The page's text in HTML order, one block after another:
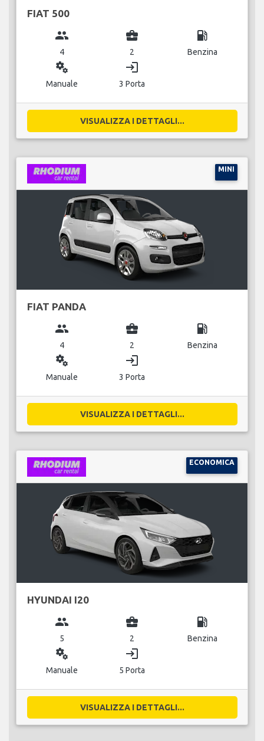
FIAT 500
group
4
business_center
2
local_gas_station
Benzina
miscellaneous_services
Manuale
login
3 Porta
VISUALIZZA I DETTAGLI...
MINI
FIAT PANDA
group
4
business_center
2
local_gas_station
Benzina
miscellaneous_services
Manuale
login
3 Porta
VISUALIZZA I DETTAGLI...
ECONOMICA
HYUNDAI I20
group
5
business_center
2
local_gas_station
Benzina
miscellaneous_services
Manuale
login
5 Porta
VISUALIZZA I DETTAGLI...